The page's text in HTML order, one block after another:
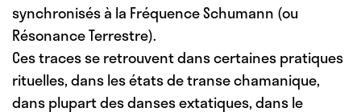
synchronisés à la Fréquence Schumann (ou
Résonance Terrestre).
Ces traces se retrouvent dans certaines pratiques
rituelles, dans les états de transe chamanique,
dans plupart des danses extatiques, dans le